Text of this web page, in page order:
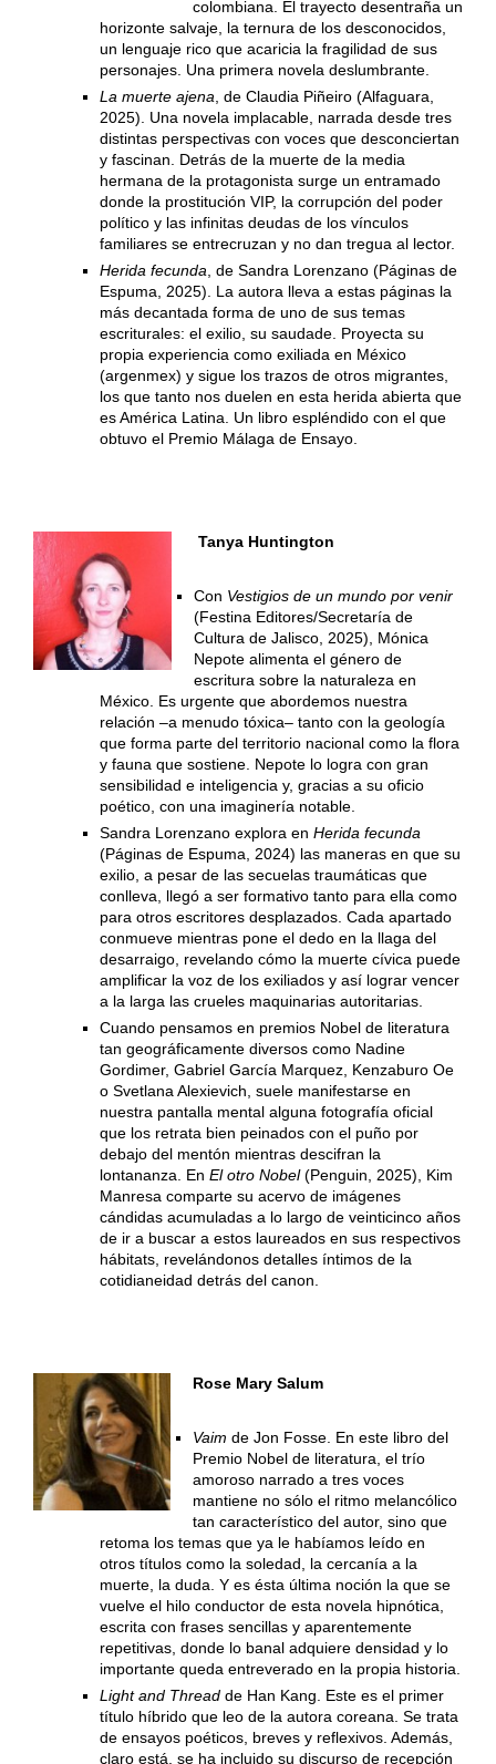
colombiana. El trayecto desentraña un
horizonte salvaje, la ternura de los desconocidos,
un lenguaje rico que acaricia la fragilidad de sus
personajes. Una primera novela deslumbrante.
La muerte ajena , de Claudia Piñeiro (Alfaguara,
2025). Una novela implacable, narrada desde tres
distintas perspectivas con voces que desconciertan
y fascinan. Detrás de la muerte de la media
hermana de la protagonista surge un entramado
donde la prostitución VIP, la corrupción del poder
político y las infinitas deudas de los vínculos
familiares se entrecruzan y no dan tregua al lector.
Herida fecunda , de Sandra Lorenzano (Páginas de
Espuma, 2025). La autora lleva a estas páginas la
más decantada forma de uno de sus temas
escriturales: el exilio, su saudade. Proyecta su
propia experiencia como exiliada en México
(argenmex) y sigue los trazos de otros migrantes,
los que tanto nos duelen en esta herida abierta que
es América Latina. Un libro espléndido con el que
obtuvo el Premio Málaga de Ensayo.
Tanya Huntington
Con Vestigios de un mundo por venir
(Festina Editores/Secretaría de
Cultura de Jalisco, 2025), Mónica
Nepote alimenta el género de
escritura sobre la naturaleza en
México. Es urgente que abordemos nuestra
relación –a menudo tóxica– tanto con la geología
que forma parte del territorio nacional como la flora
y fauna que sostiene. Nepote lo logra con gran
sensibilidad e inteligencia y, gracias a su oficio
poético, con una imaginería notable.
Sandra Lorenzano explora en Herida fecunda
(Páginas de Espuma, 2024) las maneras en que su
exilio, a pesar de las secuelas traumáticas que
conlleva, llegó a ser formativo tanto para ella como
para otros escritores desplazados. Cada apartado
conmueve mientras pone el dedo en la llaga del
desarraigo, revelando cómo la muerte cívica puede
amplificar la voz de los exiliados y así lograr vencer
a la larga las crueles maquinarias autoritarias.
Cuando pensamos en premios Nobel de literatura
tan geográficamente diversos como Nadine
Gordimer, Gabriel García Marquez, Kenzaburo Oe
o Svetlana Alexievich, suele manifestarse en
nuestra pantalla mental alguna fotografía oficial
que los retrata bien peinados con el puño por
debajo del mentón mientras descifran la
lontananza. En El otro Nobel(Penguin, 2025), Kim
Manresa comparte su acervo de imágenes
cándidas acumuladas a lo largo de veinticinco años
de ir a buscar a estos laureados en sus respectivos
hábitats, revelándonos detalles íntimos de la
cotidianeidad detrás del canon.
Rose Mary Salum
Vaim de Jon Fosse. En este libro del
Premio Nobel de literatura, el trío
amoroso narrado a tres voces
mantiene no sólo el ritmo melancólico
tan característico del autor, sino que
retoma los temas que ya le habíamos leído en
otros títulos como la soledad, la cercanía a la
muerte, la duda. Y es ésta última noción la que se
vuelve el hilo conductor de esta novela hipnótica,
escrita con frases sencillas y aparentemente
repetitivas, donde lo banal adquiere densidad y lo
importante queda entreverado en la propia historia.
Light and Threadde Han Kang. Este es el primer
título híbrido que leo de la autora coreana. Se trata
de ensayos poéticos, breves y reflexivos. Además,
claro está, se ha incluido su discurso de recepción